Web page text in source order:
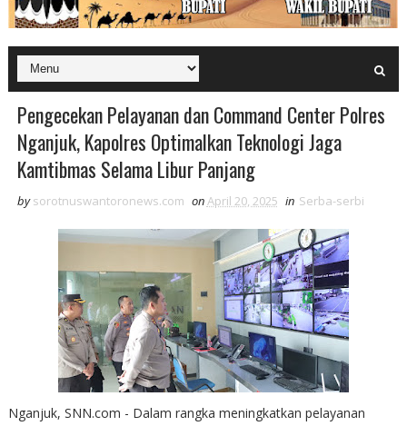
Pengecekan Pelayanan dan Command Center Polres
Nganjuk, Kapolres Optimalkan Teknologi Jaga
Kamtibmas Selama Libur Panjang
by sorotnuswantoronews.com onApril 20, 2025 in Serba-serbi
Nganjuk, SNN.com - Dalam rangka meningkatkan pelayanan